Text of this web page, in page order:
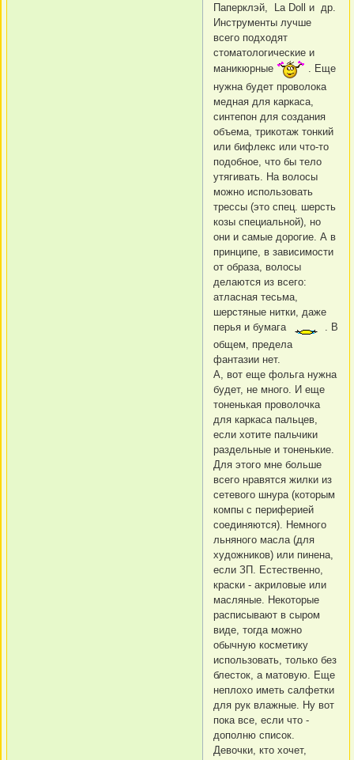
Паперклэй, La Doll и др.
Инструменты лучше
всего подходят
стоматологические и
маникюрные
. Еще
нужна будет проволока
медная для каркаса,
синтепон для создания
объема, трикотаж тонкий
или бифлекс или что-то
подобное, что бы тело
утягивать. На волосы
можно использовать
трессы (это спец. шерсть
козы специальной), но
они и самые дорогие. А в
принципе, в зависимости
от образа, волосы
делаются из всего:
атласная тесьма,
шерстяные нитки, даже
перья и бумага
. В
общем, предела
фантазии нет.
А, вот еще фольга нужна
будет, не много. И еще
тоненькая проволочка
для каркаса пальцев,
если хотите пальчики
раздельные и тоненькие.
Для этого мне больше
всего нравятся жилки из
сетевого шнура (которым
компы с периферией
соединяются). Немного
льняного масла (для
художников) или пинена,
если ЗП. Естественно,
краски - акриловые или
масляные. Некоторые
расписывают в сыром
виде, тогда можно
обычную косметику
использовать, только без
блесток, а матовую. Еще
неплохо иметь салфетки
для рук влажные. Ну вот
пока все, если что -
дополню список.
Девочки, кто хочет,